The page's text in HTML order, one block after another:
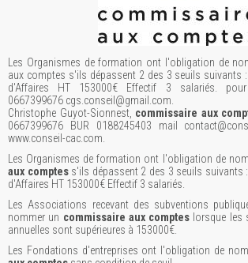
Les Organismes de formation ont l'obligation de
aux comptes s'ils dépassent 2 des 3 seuils suivants
d'Affaires HT 153000€ Effectif 3 salariés. pour
0667399676 cgs.conseil@gmail.com.
Christophe Guyot-Sionnest, commissaire aux
0667399676 BUR 0188245403 mail
www.conseil-cac.com.
Les Organismes de formation ont l'obligation de
aux comptess'ils dépassent 2 des 3 seuils suivants
d'Affaires HT 153000€ Effectif 3 salariés.
Les Associations recevant des subventions
nommer un commissaire aux comptes lorsque les
annuelles sont supérieures à 153000€.
Les Fondations d'entreprises ont l'obligation de